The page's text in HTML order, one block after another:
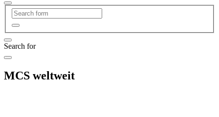
Search for
MCS weltweit